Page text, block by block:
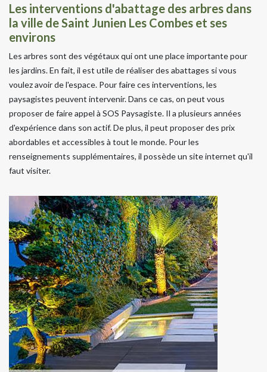
Les interventions d'abattage des arbres dans
la ville de Saint Junien Les Combes et ses
environs
Les arbres sont des végétaux qui ont une place importante pour
les jardins. En fait, il est utile de réaliser des abattages si vous
voulez avoir de l'espace. Pour faire ces interventions, les
paysagistes peuvent intervenir. Dans ce cas, on peut vous
proposer de faire appel à SOS Paysagiste. Il a plusieurs années
d'expérience dans son actif. De plus, il peut proposer des prix
abordables et accessibles à tout le monde. Pour les
renseignements supplémentaires, il possède un site internet qu'il
faut visiter.